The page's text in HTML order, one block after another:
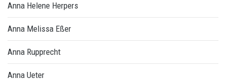
Anna Helene Herpers
Anna Melissa Eßer
Anna Rupprecht
Anna Ueter